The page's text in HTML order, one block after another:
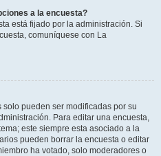
a la encuesta?
está fijado por la administración. Si
comuníquese con La
pueden ser modificadas por su
Para editar una encuesta,
este siempre esta asociado a la
pueden borrar la encuesta o editar
ha votado, solo moderadores o